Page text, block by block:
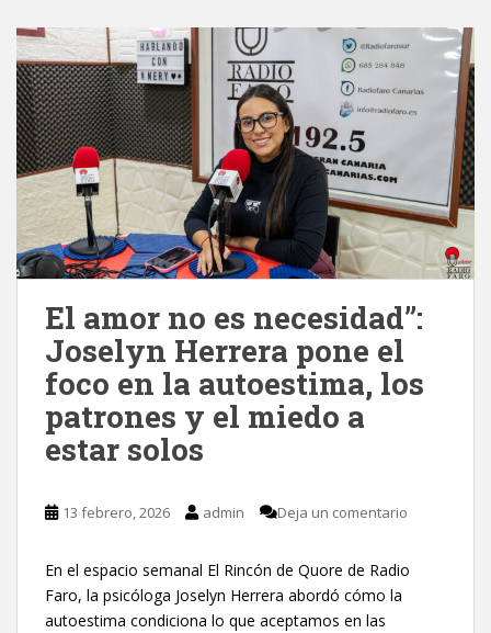
El amor no es necesidad”:
Joselyn Herrera pone el
foco en la autoestima, los
patrones y el miedo a
estar solos
13 febrero, 2026 admin Deja un comentario
En el espacio semanal El Rincón de Quore de Radio
Faro, la psicóloga Joselyn Herrera abordó cómo la
autoestima condiciona lo que aceptamos en las